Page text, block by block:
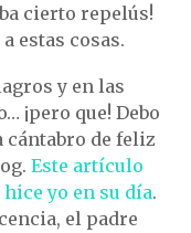
cierto repelús!
estas cosas.
y en las
¡pero que! Debo
cántabro de feliz
Este artículo
yo en su día.
el padre